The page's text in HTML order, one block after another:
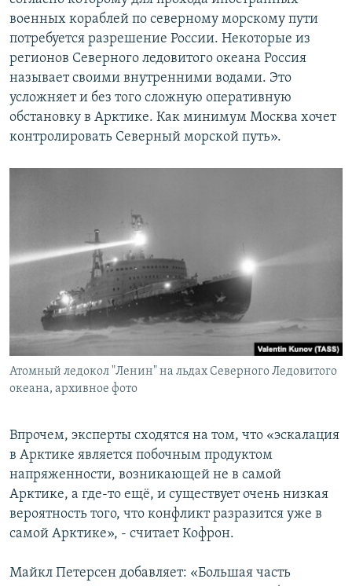
военных кораблей по северному морскому пути
потребуется разрешение России. Некоторые из
регионов Северного ледовитого океана Россия
называет своими внутренними водами. Это
усложняет и без того сложную оперативную
обстановку в Арктике. Как минимум Москва хочет
контролировать Северный морской путь».
Атомный ледокол "Ленин" на льдах Северного Ледовитого
океана, архивное фото
Впрочем, эксперты сходятся на том, что «эскалация
в Арктике является побочным продуктом
напряженности, возникающей не в самой
Арктике, а где-то ещё, и существует очень низкая
вероятность того, что конфликт разразится уже в
самой Арктике», - считает Кофрон.
Майкл Петерсен добавляет: «Большая часть